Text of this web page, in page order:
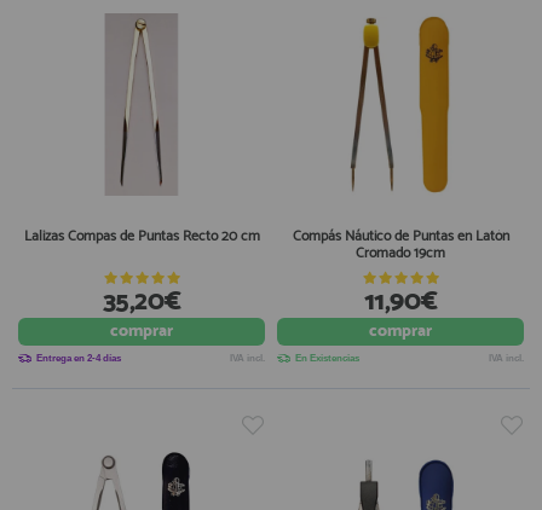
Lalizas Compas de Puntas Recto 20 cm
35,20€
comprar
Entrega en 2-4 días IVA incl.
Compás Náutico de Puntas en Latón
Cromado 19cm
11,90€
comprar
En Existencias IVA incl.